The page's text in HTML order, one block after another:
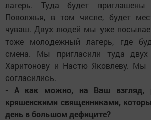
лагерь. Туда будет
Поволжья, в том числе, будет
чуваш. Двух людей мы уже
тоже молодежный лагерь, где
смена. Мы пригласили туда
Харитонову и Настю Яковлеву. Мы
согласились.
- А как можно, на Ваш взгляд,
кряшенскими священниками,
день в большом дефиците?